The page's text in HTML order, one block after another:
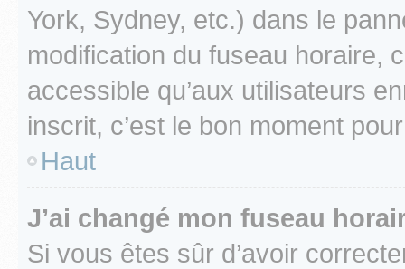
York, Sydney, etc.) dans le
modification du fuseau horaire,
accessible qu’aux utilisateurs
inscrit, c’est le bon moment
Haut
J’ai changé mon fuseau
Si vous êtes sûr d’avoir